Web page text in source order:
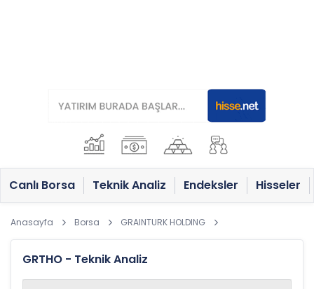
Canlı Borsa Teknik Analiz Endeksler Hisseler
Anasayfa Borsa GRAINTURK HOLDING
GRTHO - Teknik Analiz